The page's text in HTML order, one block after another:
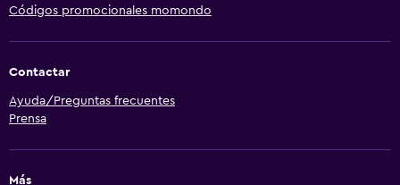
Códigos promocionales momondo
Contactar
Ayuda/Preguntas frecuentes
Prensa
Más